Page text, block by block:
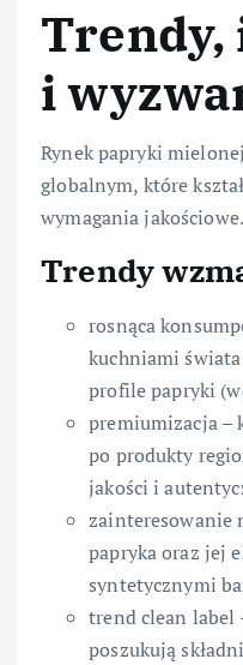
Trendy,
i
Rynek papryki
globalnym, które
wymagania jakościowe.
Trendy
rosnąca
kuchniami
profile papryki
premiumizacja –
po produkty
jakości i
zainteresowanie
papryka oraz jej
syntetycznymi
trend clean label
poszukują